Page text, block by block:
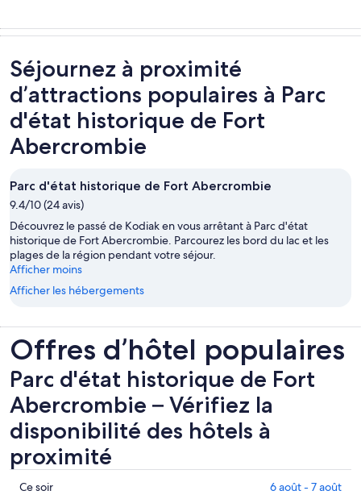
Séjournez à proximité
d’attractions populaires à Parc
d'état historique de Fort
Abercrombie
Parc d'état historique de Fort Abercrombie
9.4/10 (24 avis)
Découvrez le passé de Kodiak en vous arrêtant à Parc d'état
historique de Fort Abercrombie. Parcourez les bord du lac et les
plages de la région pendant votre séjour.
Afficher moins
Afficher les hébergements
Offres d’hôtel populaires
Parc d'état historique de Fort
Abercrombie – Vérifiez la
disponibilité des hôtels à
proximité
Parc
Ce soir 6 août - 7 août